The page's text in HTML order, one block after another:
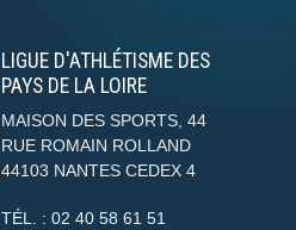
LIGUE D'ATHLÉTISME DES
PAYS DE LA LOIRE
MAISON DES SPORTS, 44
RUE ROMAIN ROLLAND
44103 NANTES CEDEX 4
TÉL. : 02 40 58 61 51